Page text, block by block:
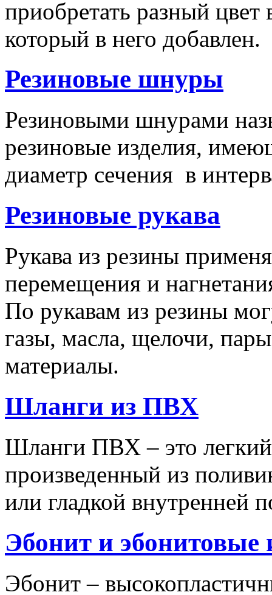
приобретать разный цвет
который в него добавлен.
Резиновые шнуры
Резиновыми шнурами
резиновые изделия,
диаметр сечения в
Резиновые рукава
Рукава из резины
перемещения и
По рукавам из резины
газы, масла, щелочи,
материалы.
Шланги из ПВХ
Шланги ПВХ – это
произведенный из
или гладкой внутренней
Эбонит и эбонитовые
Эбонит –